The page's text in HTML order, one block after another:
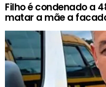
Filho é condenado a
matar a mãe a